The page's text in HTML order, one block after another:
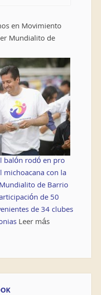
en Movimiento
Mundialito de
balón rodó en pro
michoacana con la
de Barrio
de 50
de 34 clubes
Leer más